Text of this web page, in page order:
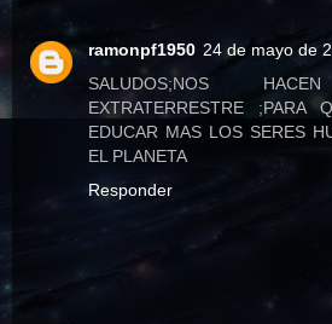
ramonpf1950 24 de mayo de
SALUDOS;NOS
EXTRATERRESTRE ;PARA
EDUCAR MAS LOS SERES
EL PLANETA
Responder